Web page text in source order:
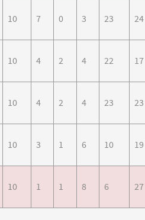
10 7 0 3 23 24
10 4 2 4 22 17
10 4 2 4 23 23
10 3 1 6 10 19
10 1 1 8 6 27